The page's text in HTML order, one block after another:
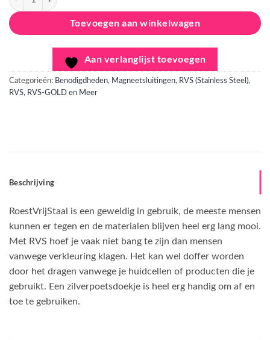
Toevoegen aan winkelwagen
Aan verlanglijst toevoegen
Categorieën: Benodigdheden, Magneetsluitingen, RVS (Stainless Steel),
RVS, RVS-GOLD en Meer
Beschrijving
RoestVrijStaal is een geweldig in gebruik, de meeste mensen
kunnen er tegen en de materialen blijven heel erg lang mooi.
Met RVS hoef je vaak niet bang te zijn dan mensen
vanwege verkleuring klagen. Het kan wel doffer worden
door het dragen vanwege je huidcellen of producten die je
gebruikt. Een zilverpoetsdoekje is heel erg handig om af en
toe te gebruiken.